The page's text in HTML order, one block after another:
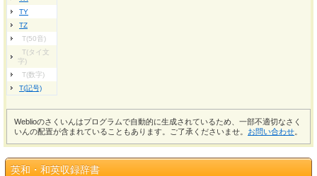
TY
TZ
T(50音)
T(タイ文
字)
T(数字)
T(記号)
Weblioのさくいんはプログラムで自動的に生成されているため、一部不適切なさく
いんの配置が含まれていることもあります。ご了承くださいませ。 お問い合わせ
英和・和英収録辞書